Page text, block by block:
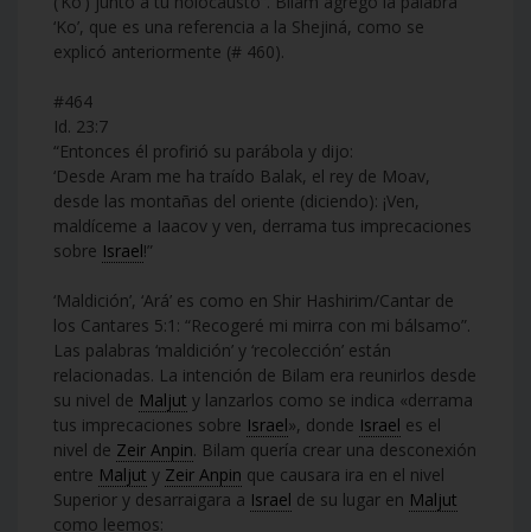
‘Ko’, que es una referencia a la Shejiná, como se
explicó anteriormente (# 460).
#464
Id. 23:7
“Entonces él profirió su parábola y dijo:
‘Desde Aram me ha traído Balak, el rey de Moav,
desde las montañas del oriente (diciendo): ¡Ven,
maldíceme a Iaacov y ven, derrama tus imprecaciones
sobre Israel!”
‘Maldición’, ‘Ará’ es como en Shir Hashirim/Cantar de
los Cantares 5:1: “Recogeré mi mirra con mi bálsamo”.
Las palabras ‘maldición’ y ‘recolección’ están
relacionadas. La intención de Bilam era reunirlos desde
su nivel de Maljut y lanzarlos como se indica «derrama
tus imprecaciones sobre Israel», donde Israel es el
nivel de Zeir Anpin. Bilam quería crear una desconexión
entre Maljut y Zeir Anpin que causara ira en el nivel
Superior y desarraigara a Israel de su lugar en Maljut
como leemos: